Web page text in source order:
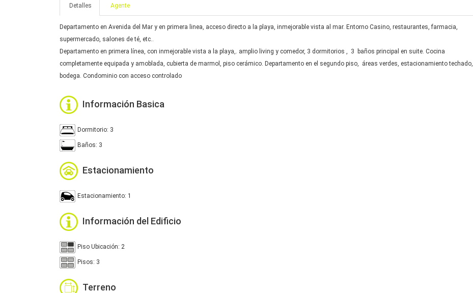
Detalles Agente
Departamento en Avenida del Mar y en primera linea, acceso directo a la playa, inmejorable vista al mar. Entorno Casino, restaurantes, farmacia,
supermercado, salones de té, etc..
Departamento en primera línea, con inmejorable vista a la playa,. amplio living y comedor, 3 dormitorios , 3 baños principal en suite. Cocina
completamente equipada y amoblada, cubierta de marmol, piso cerámico. Departamento en el segundo piso, áreas verdes, estacionamiento techado,
bodega. Condominio con acceso controlado
Información Basica
Dormitorio: 3
Baños: 3
Estacionamiento
Estacionamiento: 1
Información del Edificio
Piso Ubicación: 2
Pisos: 3
Terreno